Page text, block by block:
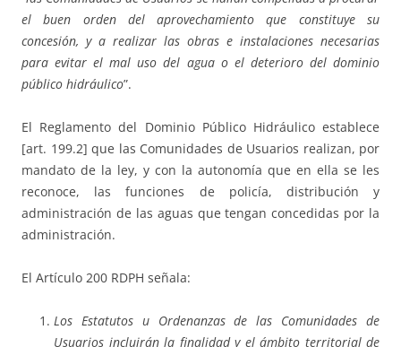
el buen orden del aprovechamiento que constituye su
concesión, y a realizar las obras e instalaciones necesarias
para evitar el mal uso del agua o el deterioro del dominio
público hidráulico”.
El Reglamento del Dominio Público Hidráulico establece
[art. 199.2] que las Comunidades de Usuarios realizan, por
mandato de la ley, y con la autonomía que en ella se les
reconoce, las funciones de policía, distribución y
administración de las aguas que tengan concedidas por la
administración.
El Artículo 200 RDPH señala:
Los Estatutos u Ordenanzas de las Comunidades de
Usuarios incluirán la finalidad y el ámbito territorial de